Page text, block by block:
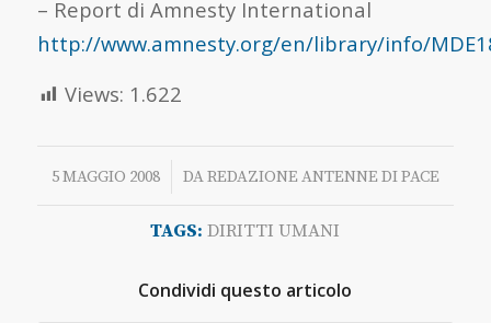
– Report di Amnesty International
http://www.amnesty.org/en/library/info/
Views: 1.622
5 MAGGIO 2008
/ DAREDAZIONE ANTENNE DI PACE
TAGS: DIRITTI UMANI
Condividi questo articolo